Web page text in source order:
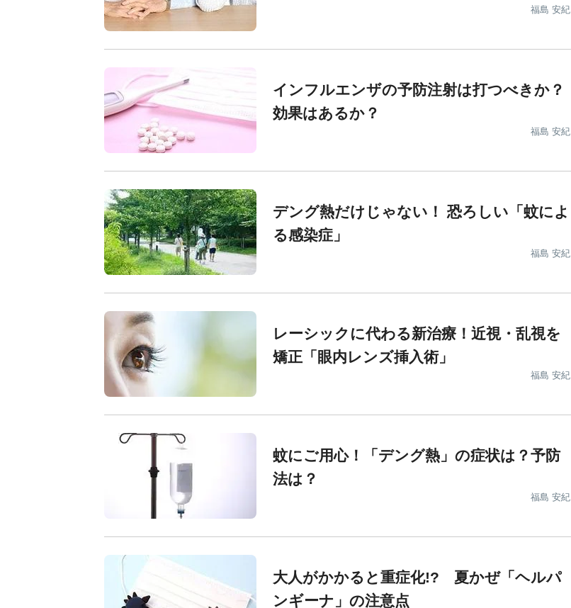
福島 安紀
インフルエンザの予防注射は打つべきか？
効果はあるか？
福島 安紀
デング熱だけじゃない！ 恐ろしい「蚊によ
る感染症」
福島 安紀
レーシックに代わる新治療！近視・乱視を
矯正「眼内レンズ挿入術」
福島 安紀
蚊にご用心！「デング熱」の症状は？予防
法は？
福島 安紀
大人がかかると重症化!? 夏かぜ「ヘルパ
ンギーナ」の注意点